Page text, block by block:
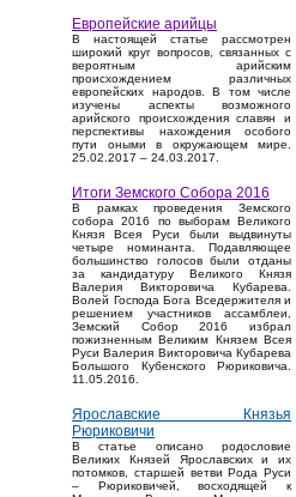
Европейские арийцы
В настоящей статье рассмотрен
широкий круг вопросов, связанных с
вероятным арийским
происхождением различных
европейских народов. В том числе
изучены аспекты возможного
арийского происхождения славян и
перспективы нахождения особого
пути оными в окружающем мире.
25.02.2017 – 24.03.2017.
Итоги Земского Собора 2016
В рамках проведения Земского
собора 2016 по выборам Великого
Князя Всея Руси были выдвинуты
четыре номинанта. Подавляющее
большинство голосов были отданы
за кандидатуру Великого Князя
Валерия Викторовича Кубарева.
Волей Господа Бога Вседержителя и
решением участников ассамблеи,
Земский Собор 2016 избрал
пожизненным Великим Князем Всея
Руси Валерия Викторовича Кубарева
Большого Кубенского Рюриковича.
11.05.2016.
Ярославские Князья
Рюриковичи
В статье описано родословие
Великих Князей Ярославских и их
потомков, старшей ветви Рода Руси
– Рюриковичей, восходящей к